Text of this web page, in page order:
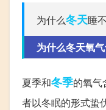
为什么冬天睡
为什么冬天氧
夏季和冬季的氧气
者以冬眠的形式蛰